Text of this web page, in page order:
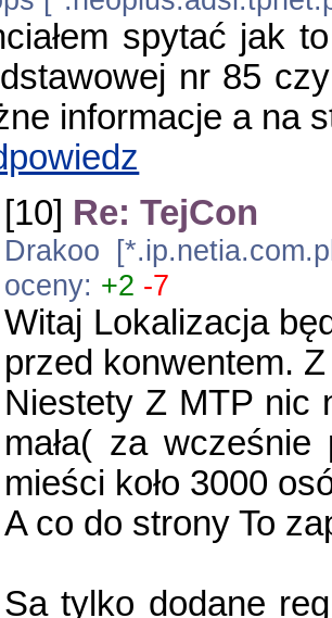
spytać jak
nr 85
informacje a na
[10] Re: TejCon
Drakoo
oceny: +2 -7
Witaj Lokalizacja
przed konwentem.
Niestety Z MTP nic
mała( za
mieści koło 3000
A co do strony To
Sa tylko dodane